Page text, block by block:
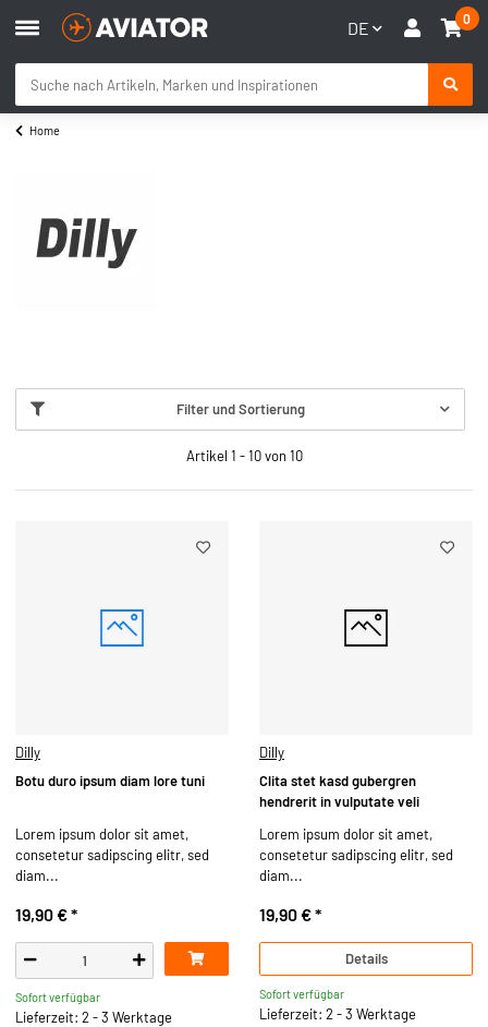
DE 0
Home
Filter und Sortierung
Artikel 1 - 10 von 10
Dilly
Botu duro ipsum diam lore tuni
Lorem ipsum dolor sit amet,
consetetur sadipscing elitr, sed
diam...
19,90 €*
Sofort verfügbar
Lieferzeit: 2 - 3 Werktage
Dilly
Clita stet kasd gubergren
hendrerit in vulputate veli
Lorem ipsum dolor sit amet,
consetetur sadipscing elitr, sed
diam...
19,90 €*
Details
Sofort verfügbar
Lieferzeit: 2 - 3 Werktage